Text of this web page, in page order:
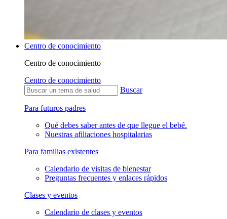
Centro de conocimiento
Centro de conocimiento
Centro de conocimiento
Buscar
Para futuros padres
Qué debes saber antes de que llegue el bebé.
Nuestras afiliaciones hospitalarias
Para familias existentes
Calendario de visitas de bienestar
Preguntas frecuentes y enlaces rápidos
Clases y eventos
Calendario de clases y eventos